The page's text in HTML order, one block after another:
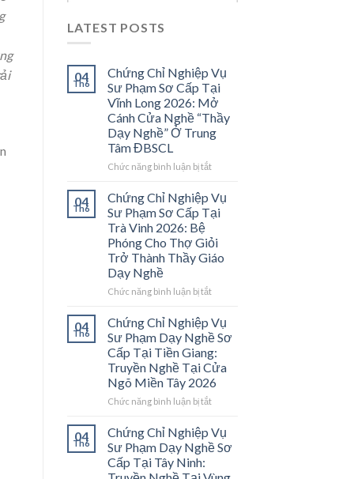
LATEST POSTS
04
Th6
Chứng Chỉ Nghiệp Vụ
Sư Phạm Sơ Cấp Tại
Vĩnh Long 2026: Mở
Cánh Cửa Nghề “Thầy
Dạy Nghề” Ở Trung
Tâm ĐBSCL
Chức năng bình luận bị tắtở
Chỉ
Nghiệp
Vụ
Phạm
Sơ
2026:
Mở
Cánh
Cửa
Nghề
Dạy
Ở
Trung
ĐBSCL
04
Th6
Chứng Chỉ Nghiệp Vụ
Sư Phạm Sơ Cấp Tại
Trà Vinh 2026: Bệ
Phóng Cho Thợ Giỏi
Trở Thành Thầy Giáo
Dạy Nghề
Chức năng bình luận bị tắtở
Chỉ
Nghiệp
Vụ
Sư
Phạm
Sơ
Cấp
Vinh
2026:
04
Th6
Chứng Chỉ Nghiệp Vụ
Sư Phạm Dạy Nghề Sơ
Cấp Tại Tiền Giang:
Truyền Nghề Tại Cửa
Ngõ Miền Tây 2026
Chức năng bình luận bị tắtở
Chỉ
Nghiệp
Vụ
04
Th6
Chứng Chỉ Nghiệp Vụ
Sư Phạm Dạy Nghề Sơ
Cấp Tại Tây Ninh: